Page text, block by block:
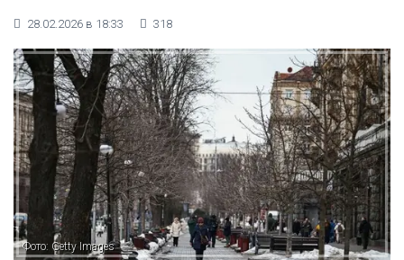
28.02.2026 в 18:33 318
Фото: Getty Images